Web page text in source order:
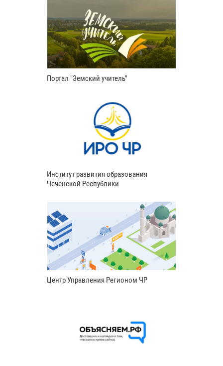
Портал "Земский учитель"
Институт развития образования
Чеченской Республики
Центр Управления Регионом ЧР